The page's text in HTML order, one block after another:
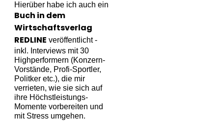
Hierüber habe ich auch ein
Buch in dem
Wirtschaftsverlag
REDLINE veröffentlicht -
inkl. Interviews mit 30
Highperformern (Konzern-
Vorstände, Profi-Sportler,
Politker etc.), die mir
verrieten, wie sie sich auf
ihre Höchstleistungs-
Momente vorbereiten und
mit Stress umgehen.